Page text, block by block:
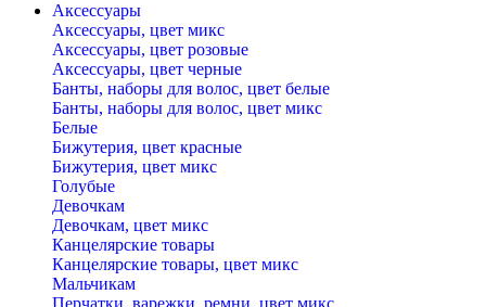
Аксессуары
Аксессуары, цвет микс
Аксессуары, цвет розовые
Аксессуары, цвет черные
Банты, наборы для волос, цвет белые
Банты, наборы для волос, цвет микс
Белые
Бижутерия, цвет красные
Бижутерия, цвет микс
Голубые
Девочкам
Девочкам, цвет микс
Канцелярские товары
Канцелярские товары, цвет микс
Мальчикам
Перчатки, варежки, ремни, цвет микс